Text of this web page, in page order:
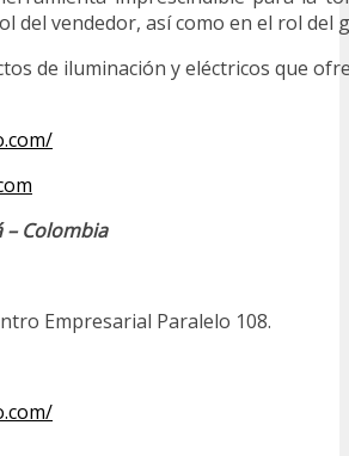
del vendedor, así como en el rol del
de iluminación y eléctricos que
– Colombia
Empresarial Paralelo 108.